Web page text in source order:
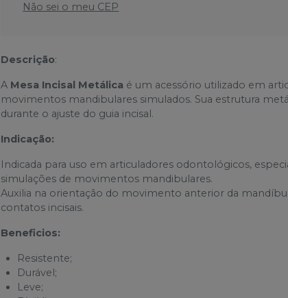
Não sei o meu CEP
Descrição:
A Mesa Incisal Metálica é um acessório utilizado em
movimentos mandibulares simulados. Sua estrutura
durante o ajuste do guia incisal.
Indicação:
Indicada para uso em articuladores odontológicos,
simulações de movimentos mandibulares.
Auxilia na orientação do movimento anterior da
contatos incisais.
Beneficios:
Resistente;
Durável;
Leve;